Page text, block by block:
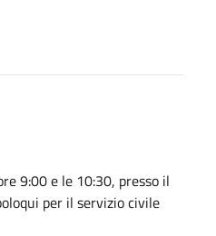
9:00 e le 10:30, presso il
per il servizio civile